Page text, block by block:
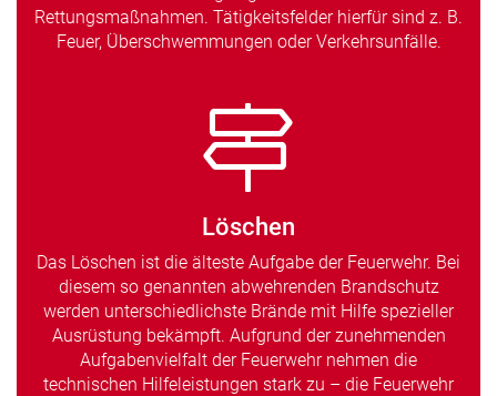
Rettungsmaßnahmen. Tätigkeitsfelder hierfür sind z. B.
Feuer, Überschwemmungen oder Verkehrsunfälle.
Löschen
Das Löschen ist die älteste Aufgabe der Feuerwehr. Bei
diesem so genannten abwehrenden Brandschutz
werden unterschiedlichste Brände mit Hilfe spezieller
Ausrüstung bekämpft. Aufgrund der zunehmenden
Aufgabenvielfalt der Feuerwehr nehmen die
technischen Hilfeleistungen stark zu – die Feuerwehr